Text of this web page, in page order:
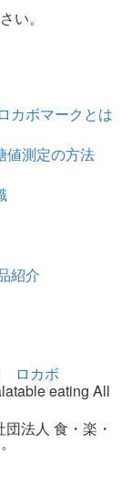
い。
ロカボマークとは
値測定の方法
紹介
eating All
法人 食・楽・